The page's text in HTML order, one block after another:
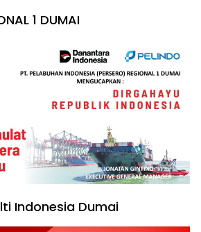
1 DUMAI
Indonesia Dumai